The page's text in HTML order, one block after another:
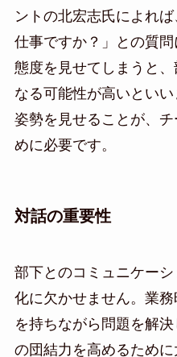
ントの北宏志氏によれ
仕事ですか？」との質
態度を見せてしまうと
なる可能性が高いとい
姿勢を見せることが、
めに必要です。
対話の重要性
部下とのコミュニケー
化に欠かせません。業
を持ちながら問題を解
の団結力を高めるため